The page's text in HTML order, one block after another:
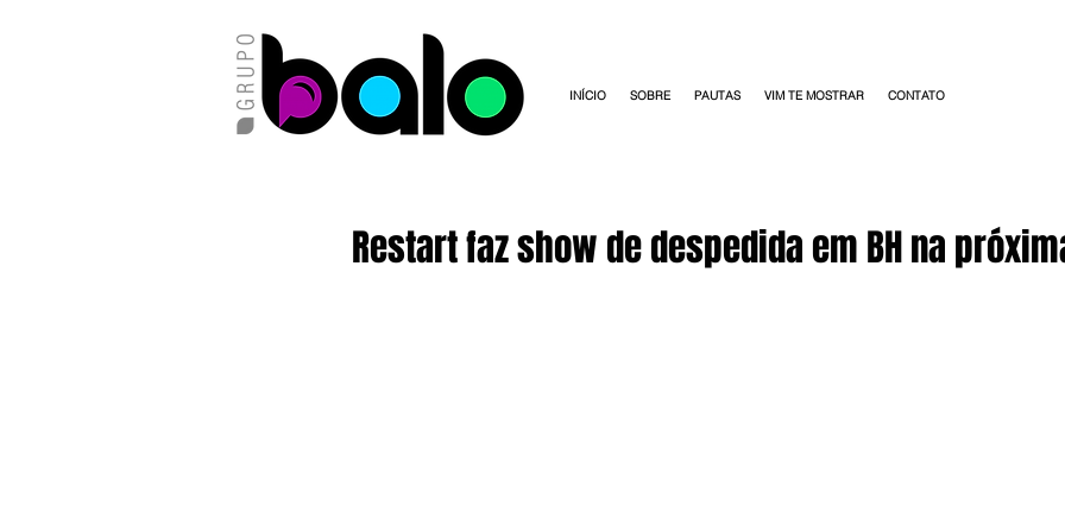
INÍCIO SOBRE PAUTAS VIM TE MOSTRAR CONTATO
Restart faz show de despedida em BH na